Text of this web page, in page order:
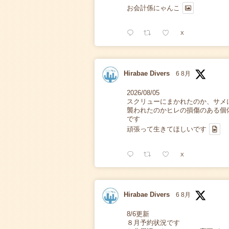
お会計係にゃんこ
X
Hirabae Divers 6 8月
2026/08/05
スクリューにまかれたのか、サメ
襲われたのかヒレの損傷のある個
です
頑張って生きてほしいです
X
Hirabae Divers 6 8月
8/6更新
８月予約状況です